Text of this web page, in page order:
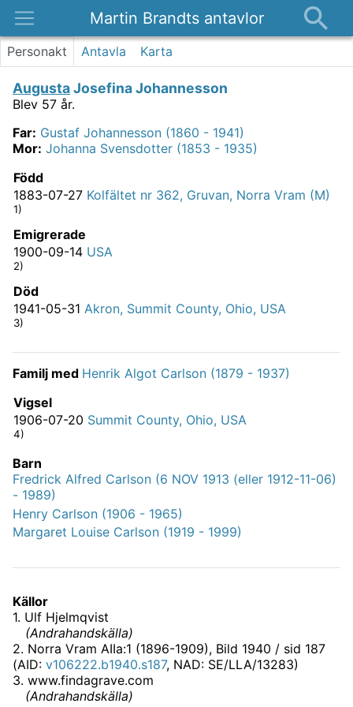
Martin Brandts antavlor
Platser
Om
Kontakt
Personakt Antavla Karta
AugustaJosefina Johannesson
Blev 57 år.
Far: Gustaf Johannesson (1860 - 1941)
Mor: Johanna Svensdotter (1853 - 1935)
Född
1883-07-27 Kolfältet nr 362, Gruvan, Norra Vram (M)
1)
Emigrerade
1900-09-14 USA
2)
Död
1941-05-31 Akron, Summit County, Ohio, USA
3)
Familj med Henrik Algot Carlson (1879 - 1937)
Vigsel
1906-07-20 Summit County, Ohio, USA
4)
Barn
Fredrick Alfred Carlson (6 NOV 1913 (eller 1912-11-06)
- 1989)
Henry Carlson (1906 - 1965)
Margaret Louise Carlson (1919 - 1999)
Källor
1. Ulf Hjelmqvist
(Andrahandskälla)
2. Norra Vram AIIa:1 (1896-1909), Bild 1940 / sid 187
(AID: v106222.b1940.s187, NAD: SE/LLA/13283)
3. www.findagrave.com
(Andrahandskälla)